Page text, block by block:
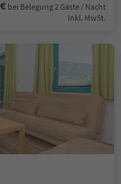
bei Belegung 2 Gäste / Nacht
Inkl. MwSt.